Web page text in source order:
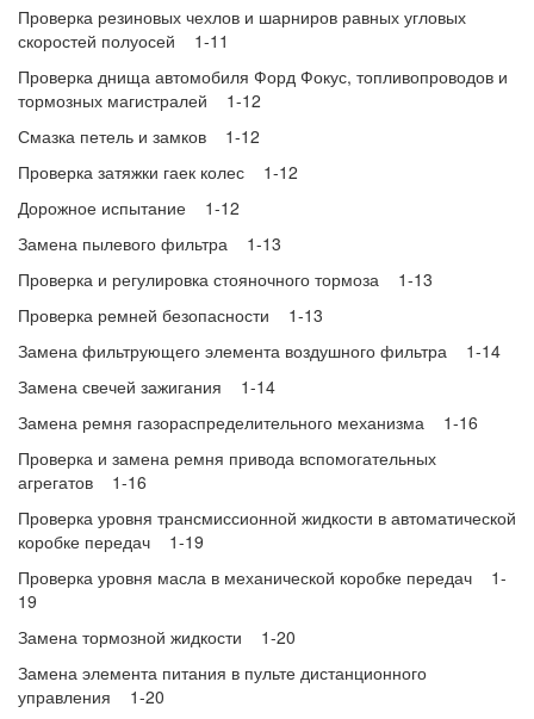
Проверка резиновых чехлов и шарниров равных угловых
скоростей полуосей 1-11
Проверка днища автомобиля Форд Фокус, топливопроводов и
тормозных магистралей 1-12
Смазка петель и замков 1-12
Проверка затяжки гаек колес 1-12
Дорожное испытание 1-12
Замена пылевого фильтра 1-13
Проверка и регулировка стояночного тормоза 1-13
Проверка ремней безопасности 1-13
Замена фильтрующего элемента воздушного фильтра 1-14
Замена свечей зажигания 1-14
Замена ремня газораспределительного механизма 1-16
Проверка и замена ремня привода вспомогательных
агрегатов 1-16
Проверка уровня трансмиссионной жидкости в автоматической
коробке передач 1-19
Проверка уровня масла в механической коробке передач 1-
19
Замена тормозной жидкости 1-20
Замена элемента питания в пульте дистанционного
управления 1-20